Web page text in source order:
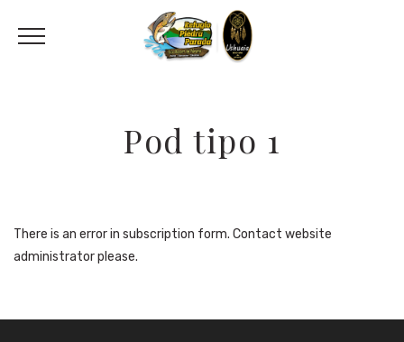
Pod tipo 1
There is an error in subscription form. Contact website
administrator please.